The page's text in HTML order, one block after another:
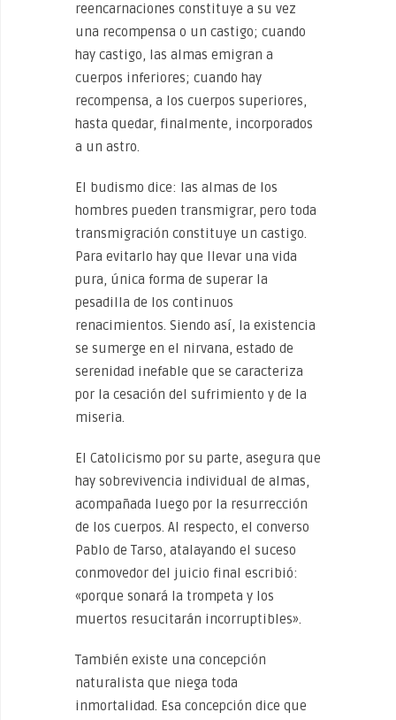
reencarnaciones constituye a su vez
una recompensa o un castigo; cuando
hay castigo, las almas emigran a
cuerpos inferiores; cuando hay
recompensa, a los cuerpos superiores,
hasta quedar, finalmente, incorporados
a un astro.
El budismo dice: las almas de los
hombres pueden transmigrar, pero toda
transmigración constituye un castigo.
Para evitarlo hay que llevar una vida
pura, única forma de superar la
pesadilla de los continuos
renacimientos. Siendo así, la existencia
se sumerge en el nirvana, estado de
serenidad inefable que se caracteriza
por la cesación del sufrimiento y de la
miseria.
El Catolicismo por su parte, asegura que
hay sobrevivencia individual de almas,
acompañada luego por la resurrección
de los cuerpos. Al respecto, el converso
Pablo de Tarso, atalayando el suceso
conmovedor del juicio final escribió:
«porque sonará la trompeta y los
muertos resucitarán incorruptibles».
También existe una concepción
naturalista que niega toda
inmortalidad. Esa concepción dice que